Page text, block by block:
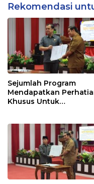
Rekomendasi
Sejumlah Program
Mendapatkan
Khusus Untuk